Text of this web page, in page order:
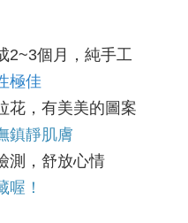
2~3個月，純手工
極佳
花，有美美的圖案
鎮靜肌膚
測，舒放心情
喔！